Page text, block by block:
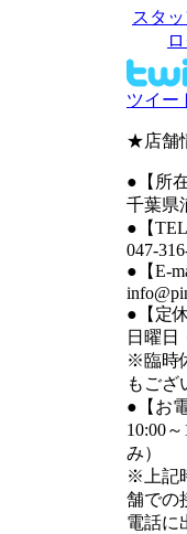
スタ
ツイー
★店舗
●【所
千葉県
●【
047-
●【E-
●【定
日曜日
※臨時
もござ
●【お
10:00
み）
※上記
舗での
電話に